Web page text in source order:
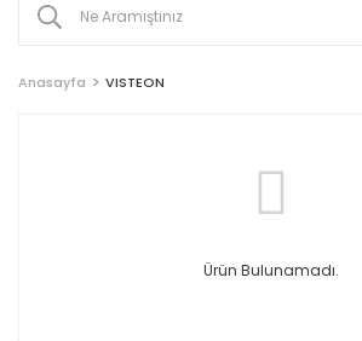
Anasayfa VISTEON
Ürün Bulunamadı.